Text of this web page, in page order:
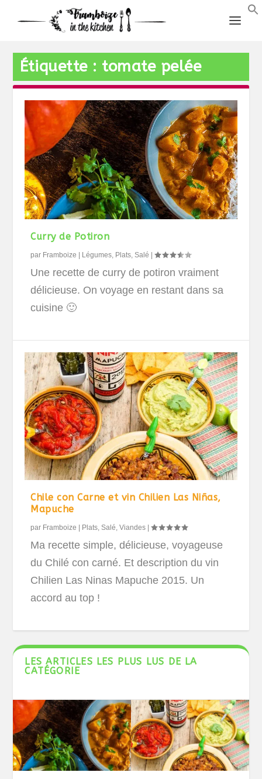
Étiquette : tomate pelée
Curry de Potiron
par Framboize Légumes, Plats,Salé |
Une recette de curry de potiron vraiment
délicieuse. On voyage en restant dans sa
cuisine 🙂
Chile con Carne et vin Chilien Las Niñas,
Mapuche
par Framboize Plats,Salé,Viandes |
Ma recette simple, délicieuse, voyageuse
du Chilé con carné. Et description du vin
Chilien Las Ninas Mapuche 2015. Un
accord au top !
LES ARTICLES LES PLUS LUS DE LA
CATÉGORIE